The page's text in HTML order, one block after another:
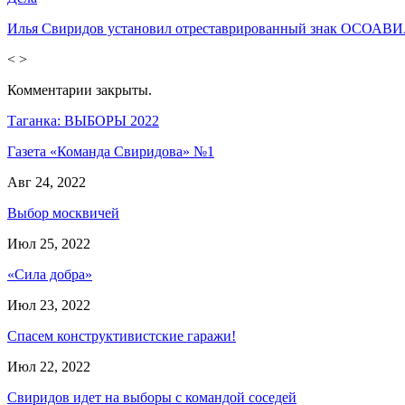
Илья Свиридов установил отреставрированный знак
< >
Комментарии закрыты.
Таганка: ВЫБОРЫ 2022
Газета «Команда Свиридова» №1
Авг 24, 2022
Выбор москвичей
Июл 25, 2022
«Сила добра»
Июл 23, 2022
Спасем конструктивистские гаражи!
Июл 22, 2022
Свиридов идет на выборы с командой соседей